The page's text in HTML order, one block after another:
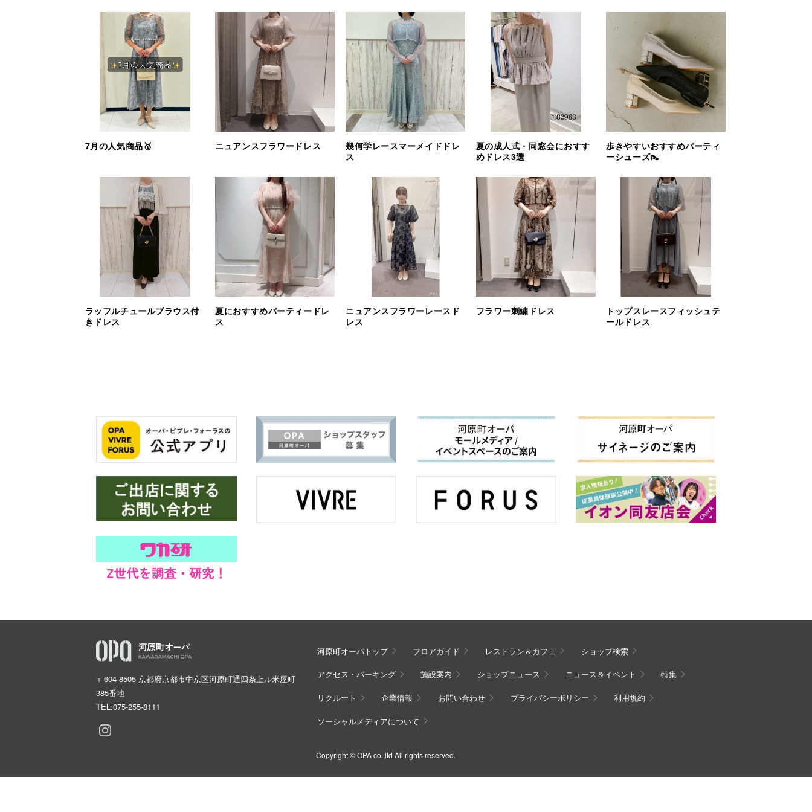
7月の人気商品🥇 ニュアンスフラワードレス
幾何学レースマーメイドドレ
ス
夏の成人式・同窓会におすす
めドレス3選
歩きやすいおすすめパーティ
ーシューズ👠
ラッフルチュールブラウス付
きドレス
夏におすすめパーティードレ
ス
ニュアンスフラワーレースド
レス
フラワー刺繍ドレス
トップスレースフィッシュテ
ールドレス
〒604-8505 京都府京都市中京区河原町通四条上ル米屋町
385番地
TEL:075-255-8111
河原町オーパトップ フロアガイド レストラン＆カフェ ショップ検索
アクセス・パーキング 施設案内 ショップニュース ニュース＆イベント 特集
リクルート 企業情報 お問い合わせ プライバシーポリシー 利用規約
ソーシャルメディアについて
Copyright © OPA co.,ltd All rights reserved.